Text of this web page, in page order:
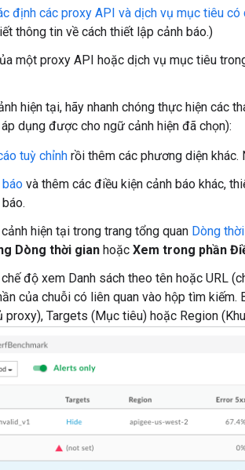
định các proxy API và dịch vụ mục tiêu có
thông tin về cách thiết lập cảnh báo.)
một proxy API hoặc dịch vụ mục tiêu
hiện tại, hãy nhanh chóng thực hiện các
dụng được cho ngữ cảnh hiện đã chọn):
tuỳ chỉnh rồi thêm các phương diện khác.
và thêm các điều kiện cảnh báo khác,
hiện tại trong trang tổng quan Dòng
Dòng thời gian hoặc Xem trong phần
độ xem Danh sách theo tên hoặc URL
của chuỗi có liên quan vào hộp tìm
proxy), Targets (Mục tiêu) hoặc Region